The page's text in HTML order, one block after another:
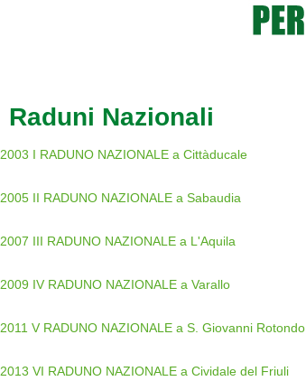
Raduni Nazionali
2003 I RADUNO NAZIONALE a Cittàducale
2005 II RADUNO NAZIONALE a Sabaudia
2007 III RADUNO NAZIONALE a L'Aquila
2009 IV RADUNO NAZIONALE a Varallo
2011 V RADUNO NAZIONALE a S. Giovanni Rotondo
2013 VI RADUNO NAZIONALE a Cividale del Friuli